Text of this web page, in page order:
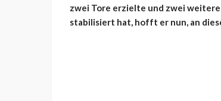
zwei Tore erzielte und zwei
stabilisiert hat, hofft er nun, an